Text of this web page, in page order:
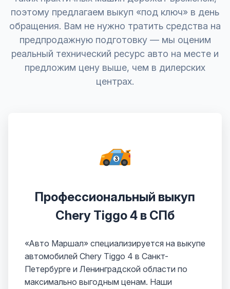
поэтому предлагаем выкуп «под ключ» в день
обращения. Вам не нужно тратить средства на
предпродажную подготовку — мы оценим
реальный технический ресурс авто на месте и
предложим цену выше, чем в дилерских
центрах.
Профессиональный выкуп
Chery Tiggo 4 в СПб
«Авто Маршал» специализируется на выкупе
автомобилей Chery Tiggo 4 в Санкт-
Петербурге и Ленинградской области по
максимально выгодным ценам. Наши